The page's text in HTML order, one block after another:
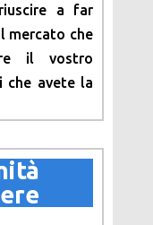
a far
mercato che
il vostro
che avete la